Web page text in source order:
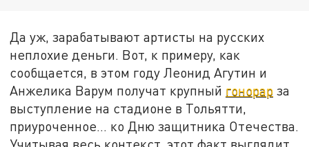
Да уж, зарабатывают артисты на русских
неплохие деньги. Вот, к примеру, как
сообщается, в этом году Леонид Агутин и
Анжелика Варум получат крупный гонорар за
выступление на стадионе в Тольятти,
приуроченное… ко Дню защитника Отечества.